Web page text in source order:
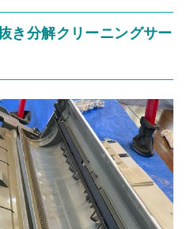
き分解クリーニングサー